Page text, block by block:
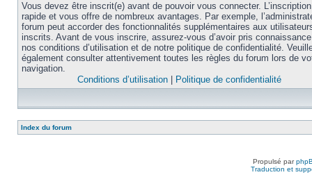
Vous devez être inscrit(e) avant de pouvoir vous connecter.
rapide et vous offre de nombreux avantages. Par exemple,
forum peut accorder des fonctionnalités supplémentaires aux
inscrits. Avant de vous inscrire, assurez-vous d’avoir pris
nos conditions d’utilisation et de notre politique de confidentialité.
également consulter attentivement toutes les règles du forum lors de
navigation.
Conditions d’utilisation
Politique de confidentialité
Index du forum
Propulsé par
Traduction et